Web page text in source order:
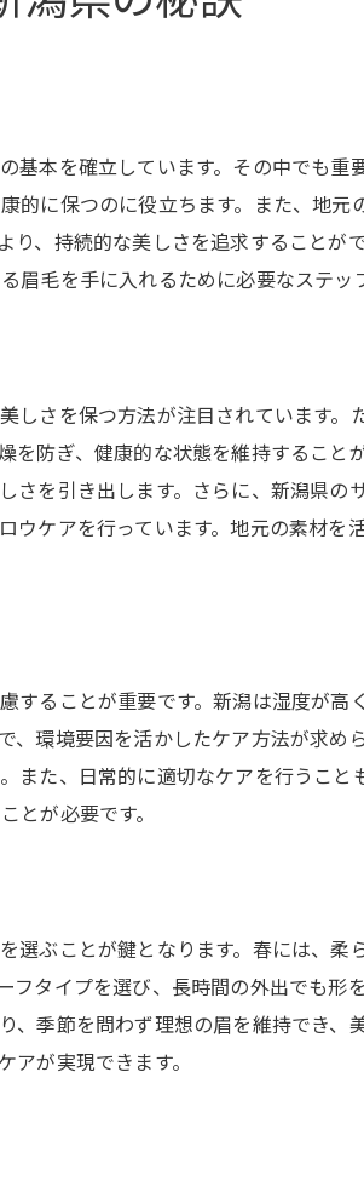
がもたらすアイブロウデザインの魅力
景色にインスパイアされた眉デザイン
の自然素材を活用した眉ケア
引き立てるアイブロウスタイル
と現代スタイルの融合
恵で眉を守るコツ
る眉を作るための職人の秘訣
ウメンテナンスを支える職人技
土に根ざした眉の特徴
レンドを取り入れたアイブロウ
イルの眉メイク技術
と融合した眉デザインの提案
高める新潟独自の眉ケア
メイクの持続力の秘密
れるデザインの工夫
土に適した眉メンテナンス法
本を確立しています。その中でも
に保つのに役立ちます。また、地
、持続的な美しさを追求することが
毛を手に入れるために必要なステッ
さを保つ方法が注目されています。
防ぎ、健康的な状態を維持すること
を引き出します。さらに、新潟県
ケアを行っています。地元の素材
ることが重要です。新潟は湿度が
環境要因を活かしたケア方法が求め
た、日常的に適切なケアを行うこ
とが必要です。
ぶことが鍵となります。春には、
タイプを選び、長時間の外出でも
季節を問わず理想の眉を維持でき、
が実現できます。